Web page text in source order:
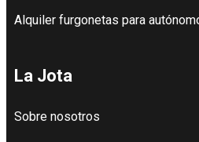
Alquiler furgonetas para
La Jota
Sobre nosotros